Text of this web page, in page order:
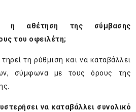
η αθέτηση της σύμβασης
του οφειλέτη;
τη ρύθμιση και να καταβάλλει
σύμφωνα με τους όρους της
να καταβάλλει συνολικό